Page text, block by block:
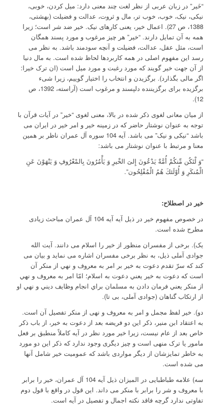
“خَیر” در زبان عربی از نظر لغت چند معنی دارد: میل کردن، خوبی،
نیکی، نیک، خوب، خوب تر، مال و ثروت، عدالت و فضیلت (بهشتی،
1388، ص 27). اعمال خیر، یعنی کارهای نیک. خیر ضد شر است؛ زیرا
همه به آن تمایل دارند. “خیر” هر چیز مرغوب و مورد پسند همگان
است، مثل عقل، عدالت، فضیلت و آنچه سودمند باشد. به نظر می
رسد این مفهوم اصلی در همه کاربردها لحاظ شده است. به مال دنیا
از آن جهت خیر گویند که مورد رغبت و مورد میل است (ان ترک خیرا:
اگر مالی بگذارد). برگزیدن و انتخاب را اختیار گوییم، زیرا شیء
برگزیده برای برگزیننده دلپسند و مرغوب است (آراسته، 1392، ص
12).
از میان معانی لغوی ذکر شده در بالا، معنی لغوی “خیر” در آیات قرآن با
توجه به عنوان نوشتار حاضر که در زمینه خیر و امر خیر در ایران می
باشد “نیکی و نیک” می باشد. آیه 104 سوره آل عمران ناظر بر همین
معنا و مرتبط با عنوان نوشتار می باشد:
“وَ لْتَكُن مِّنكُمْ أُمَّةٌ يَدْعُونَ إِلىَ الخْيرِ وَ يَأْمُرُونَ بِالمْعْرُوفِ وَ يَنْهَوْنَ عَنِ
الْمُنكَرِ وَ أُوْلَئكَ هُمُ الْمُفْلِحُون”.
خیر در اصطلاح:
در خصوص مفهوم خیر در ذیل آیه آیه 104 آل عمران مباحث زیادی
مطرح شده است.
یک). برخی از مفسران منظور از خیر را اسلام می دانند. آیت الله
جوادی آملی ذیل، به نظر برخی مفسران اشاره می نماید و بیان می
کند که سرّ تقدم دعوت به خير بر امر به معروف و نهي از منكر آن
است كه دعوت به خير يعني دعوت به اسلام؛ امّا امر به معروف و نهي
از منكر يعني فرمان دادن به مسلمان براي انجام وظايف ديني و نهي او
از ارتكاب گناهان (جوادی آملی، بی تا).
دو). خیر لفظ مجمل و امر به معروف و نهی از منکر تفصیل آن است.
به اعتقاد ابن منیر، ذکر این دو فریضه بعد از دعوت به خیر، از باب ذکر
خاص بعد از عام نیست، زیرا خیر مورد نظر در آیه کاملاً منطبق بر فعل
مامور یا ترک منهی است و چیز دیگری وجود ندارد که ذکر این دو مورد
به خاطر تمایزشان از دیگر مواردی باشد که عمومیت خیر شامل آنها
می شده است.
سه) علامه طباطبایی در المیزان ذیل آیه 104 آل عمران، خیر را برابر
با معروف و شر را برابر با منکر می داند. این قول در واقع با قول دوم
تفاوتی ندارد گرچه فاقد نکته اجمال و تفصیل در آیه است.